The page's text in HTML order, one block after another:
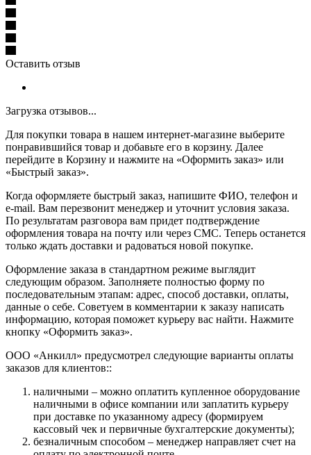
Оставить отзыв
Загрузка отзывов...
Для покупки товара в нашем интернет-магазине выберите
понравившийся товар и добавьте его в корзину. Далее
перейдите в Корзину и нажмите на «Оформить заказ» или
«Быстрый заказ».
Когда оформляете быстрый заказ, напишите ФИО, телефон и
e-mail. Вам перезвонит менеджер и уточнит условия заказа.
По результатам разговора вам придет подтверждение
оформления товара на почту или через СМС. Теперь останется
только ждать доставки и радоваться новой покупке.
Оформление заказа в стандартном режиме выглядит
следующим образом. Заполняете полностью форму по
последовательным этапам: адрес, способ доставки, оплаты,
данные о себе. Советуем в комментарии к заказу написать
информацию, которая поможет курьеру вас найти. Нажмите
кнопку «Оформить заказ».
ООО «Анкилл» предусмотрел следующие варианты оплаты
заказов для клиентов::
наличными – можно оплатить купленное оборудование
наличными в офисе компании или заплатить курьеру
при доставке по указанному адресу (формируем
кассовый чек и первичные бухгалтерские документы);
безналичным способом – менеджер направляет счет на